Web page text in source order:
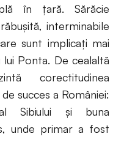
în ţară. Sărăcie
interminabile
sunt implicaţi mai
Ponta. De cealaltă
corectitudinea
succes a României:
Sibiului şi buna
unde primar a fost